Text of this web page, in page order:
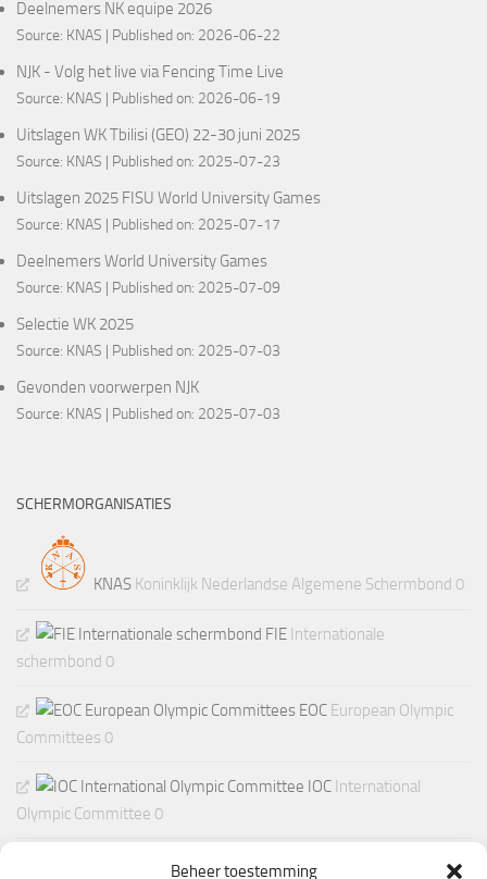
Beheer toestemming
Deelnemers NK equipe 2026
Source: KNAS Published on: 2026-06-22
NJK - Volg het live via Fencing Time Live
Source: KNAS Published on: 2026-06-19
Uitslagen WK Tbilisi (GEO) 22-30 juni 2025
Source: KNAS Published on: 2025-07-23
Uitslagen 2025 FISU World University Games
Source: KNAS Published on: 2025-07-17
Deelnemers World University Games
Source: KNAS Published on: 2025-07-09
Selectie WK 2025
Source: KNAS Published on: 2025-07-03
Gevonden voorwerpen NJK
Source: KNAS Published on: 2025-07-03
SCHERMORGANISATIES
KNAS Koninklijk Nederlandse Algemene Schermbond 0
FIE Internationale
schermbond 0
EOC European Olympic
Committees 0
IOC International
Olympic Committee 0